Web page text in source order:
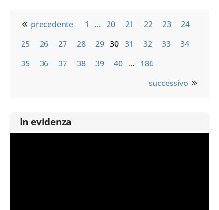
precedente 1 … 20 21 22 23
24
25
26 27 28 29 30 31 32 33
34
35
36 37 38 39 40 … 186
successivo
In evidenza